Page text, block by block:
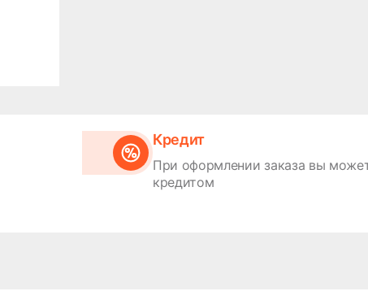
Кредит
При оформлении заказа вы
кредитом